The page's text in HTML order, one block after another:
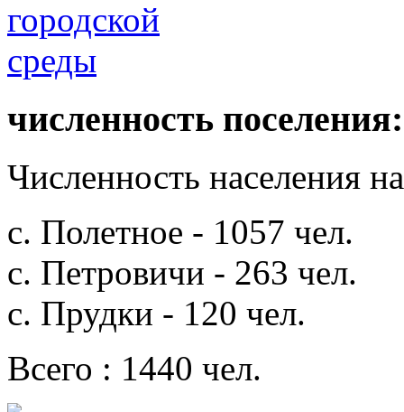
численность поселения:
Численность населения
с. Полетное - 1057 чел.
с. Петровичи - 263 чел.
с. Прудки - 120 чел.
Всего : 1440 чел.